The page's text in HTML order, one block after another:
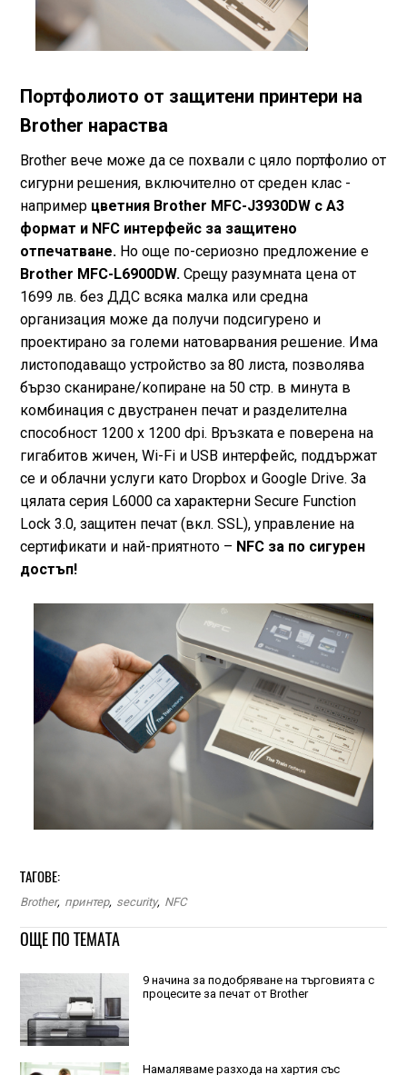
Портфолиото от защитени принтери на
Brother нараства
Brother вече може да се похвали с цяло портфолио от
сигурни решения, включително от среден клас -
например цветния Brother MFC-J3930DW с А3
формат и NFC интерфейс за защитено
отпечатване. Но още по-сериозно предложение е
Brother MFC-L6900DW. Срещу разумната цена от
1699 лв. без ДДС всяка малка или средна
организация може да получи подсигурено и
проектирано за големи натоварвания решение. Има
листоподаващо устройство за 80 листа, позволява
бързо сканиране/копиране на 50 стр. в минута в
комбинация с двустранен печат и разделителна
способност 1200 x 1200 dpi. Връзката е поверена на
гигабитов жичен, Wi-Fi и USB интерфейс, поддържат
се и облачни услуги като Dropbox и Google Drive. За
цялата серия L6000 са характерни Secure Function
Lock 3.0, защитен печат (вкл. SSL), управление на
сертификати и най-приятното – NFC за по сигурен
достъп!
ТАГОВЕ:
Brother, принтер, security, NFC
ОЩЕ ПО ТЕМАТА
9 начина за подобряване на търговията с
процесите за печат от Brother
Намаляваме разхода на хартия със